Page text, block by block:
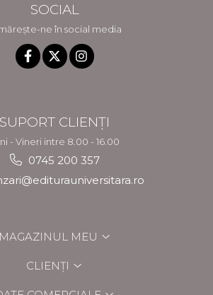
SOCIAL
ne în social media
SUPORT CLIENȚI
- Vineri intre 8.00 - 16.00
0745 200 357
MAGAZINUL MEU
CLIENȚI